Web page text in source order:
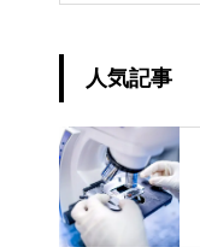
人気記事